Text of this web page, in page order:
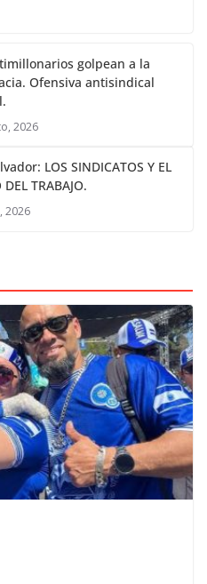
golpean a la
Ofensiva antisindical
2026
LOS SINDICATOS Y EL
DEL TRABAJO.
2026